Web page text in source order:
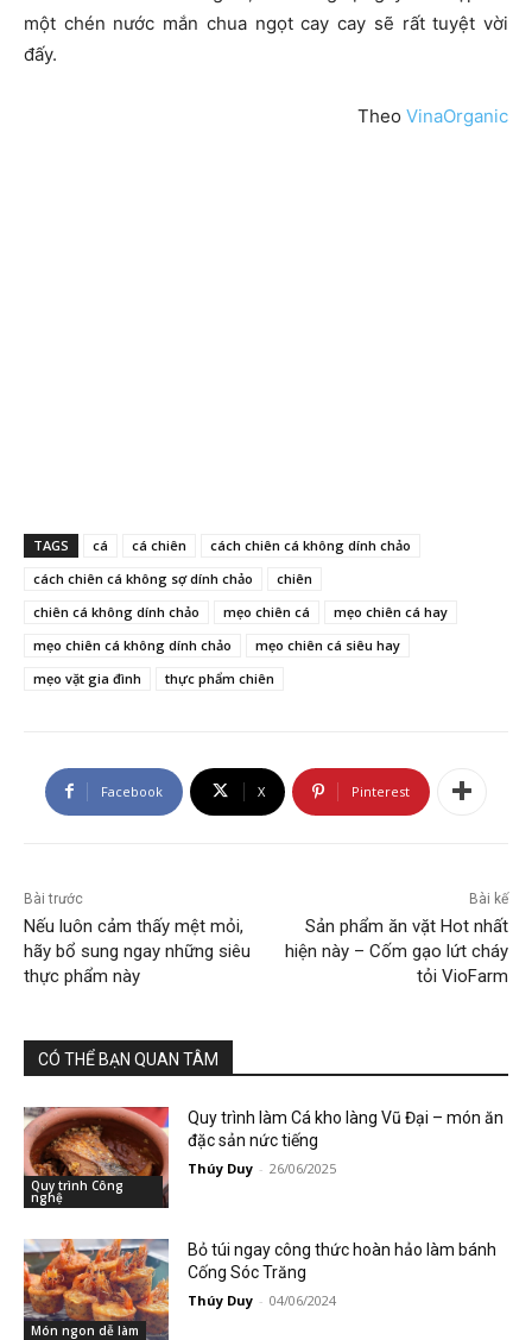
một chén nước mắn chua ngọt cay cay sẽ rất tuyệt vời
đấy.
Theo VinaOrganic
TAGS cá cá chiên
cách chiên cá không dính chảo
cách chiên cá không sợ dính chảo
chiên
chiên cá không dính chảo
mẹo chiên cá
mẹo chiên cá hay
mẹo chiên cá không dính chảo
mẹo chiên cá siêu hay
mẹo vặt gia đình
thực phẩm chiên
Facebook X Pinterest
Bài trước
Nếu luôn cảm thấy mệt mỏi,
hãy bổ sung ngay những siêu
thực phẩm này
Bài kế
Sản phẩm ăn vặt Hot nhất
hiện này – Cốm gạo lứt cháy
tỏi VioFarm
CÓ THỂ BẠN QUAN TÂM
Quy trình Công
nghệ
Quy trình làm Cá kho làng Vũ Đại – món ăn
đặc sản nức tiếng
Thúy Duy - 26/06/2025
Món ngon dễ làm
Bỏ túi ngay công thức hoàn hảo làm bánh
Cống Sóc Trăng
Thúy Duy - 04/06/2024